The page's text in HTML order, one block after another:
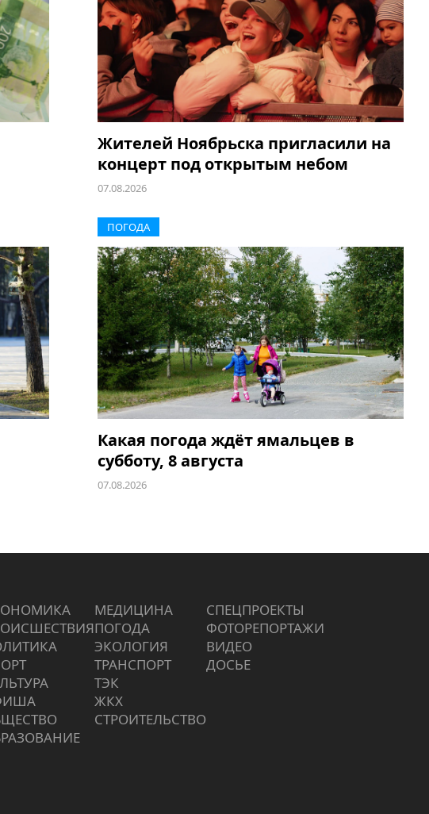
Жителей Ноябрьска пригласили на
концерт под открытым небом
07.08.2026
ПОГОДА
Какая погода ждёт ямальцев в
субботу, 8 августа
07.08.2026
МЕДИЦИНА
ПОГОДА
ЭКОЛОГИЯ
ТРАНСПОРТ
ТЭК
ЖКХ
СТРОИТЕЛЬСТВО
СПЕЦПРОЕКТЫ
ФОТОРЕПОРТАЖИ
ВИДЕО
ДОСЬЕ